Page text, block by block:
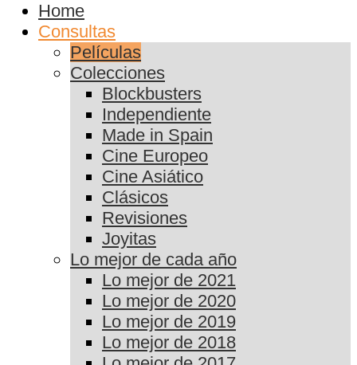
Home
Consultas
Películas
Colecciones
Blockbusters
Independiente
Made in Spain
Cine Europeo
Cine Asiático
Clásicos
Revisiones
Joyitas
Lo mejor de cada año
Lo mejor de 2021
Lo mejor de 2020
Lo mejor de 2019
Lo mejor de 2018